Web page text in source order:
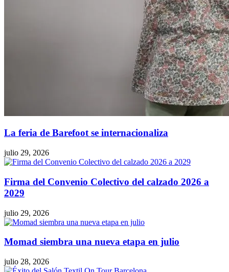
La feria de Barefoot se internacionaliza
julio 29, 2026
Firma del Convenio Colectivo del calzado 2026 a
2029
julio 29, 2026
Momad siembra una nueva etapa en julio
julio 28, 2026